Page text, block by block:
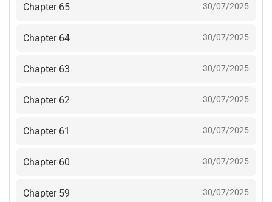
Chapter 65 30/07/2025
Chapter 64 30/07/2025
Chapter 63 30/07/2025
Chapter 62 30/07/2025
Chapter 61 30/07/2025
Chapter 60 30/07/2025
Chapter 59 30/07/2025